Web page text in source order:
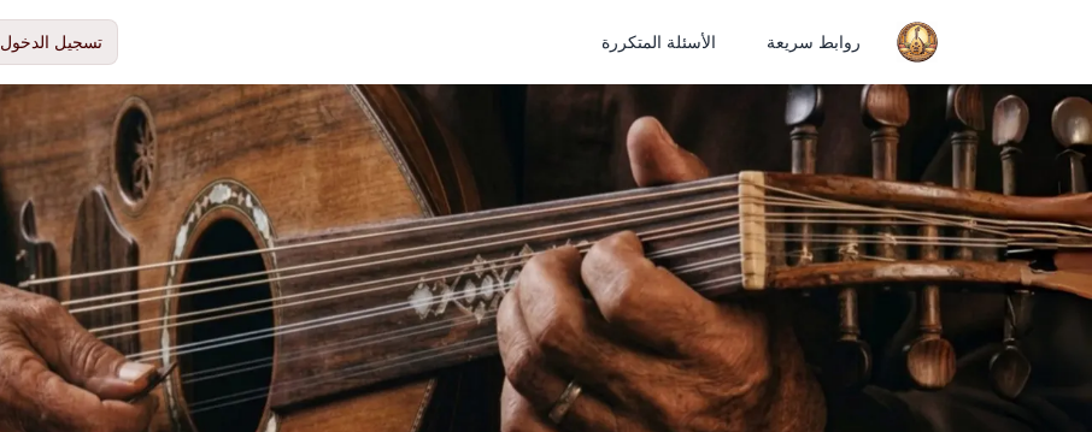
روابط سريعة الأسئلة المتكررة تسجيل الدخول